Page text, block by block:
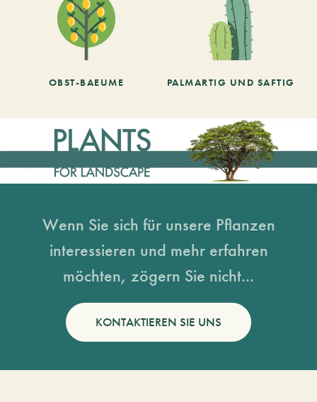
OBST-BAEUME PALMARTIG UND SAFTIG
Wenn Sie sich für unsere Pflanzen
interessieren und mehr erfahren
möchten, zögern Sie nicht...
KONTAKTIEREN SIE UNS